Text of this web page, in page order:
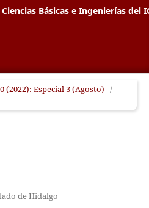
Básicas e Ingenierías del
(2022): Especial 3 (Agosto) /
de Hidalgo